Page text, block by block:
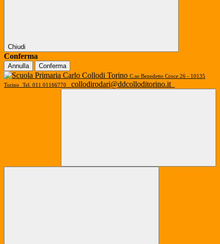
Chiudi
Conferma
Annulla Conferma
C.so Benedetto Croce 26 - 10135
Torino
Tel. 011 01166770 collodirodari@ddcolloditorino.it